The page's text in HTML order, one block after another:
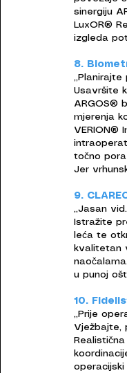
sinergiju
LuxOR®
izgleda
8.
„Planirajte
Usavršite
ARGOS®
mjerenja
VERION®
točno
Jer
9.
„Jasan
Istražite
leća te
kvalitetan
u punoj
10.
„Prije
Vježbajte,
operacijski